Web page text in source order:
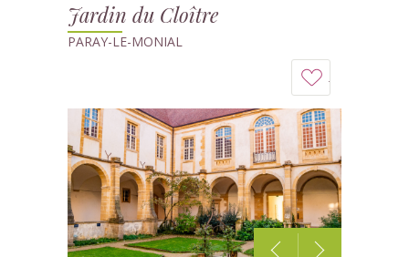
Jardin du Cloître
PARAY-LE-MONIAL
à
mon
carnet